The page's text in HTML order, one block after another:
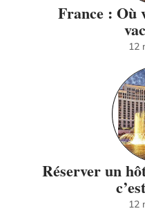
France : Où
12
Réserver un
12